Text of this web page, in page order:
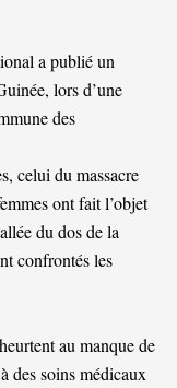
a publié un
lors d’une
des
celui du massacre
ont fait l’objet
du dos de la
confrontés les
au manque de
des soins médicaux